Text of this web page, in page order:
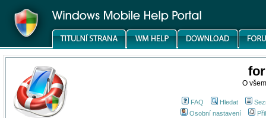
O
FAQ Hledat
Osobní nastavení